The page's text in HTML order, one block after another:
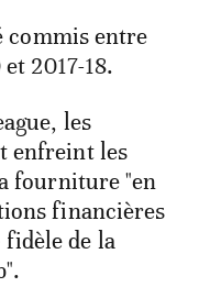
commis entre
2017-18.
les
enfreint les
fourniture "en
financières
fidèle de la